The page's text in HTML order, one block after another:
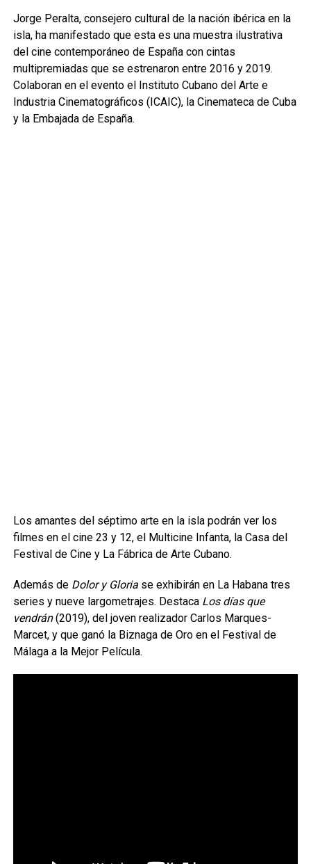
Jorge Peralta, consejero cultural de la nación ibérica en la
isla, ha manifestado que esta es una muestra ilustrativa
del cine contemporáneo de España con cintas
multipremiadas que se estrenaron entre 2016 y 2019.
Colaboran en el evento el Instituto Cubano del Arte e
Industria Cinematográficos (ICAIC), la Cinemateca de Cuba
y la Embajada de España.
Los amantes del séptimo arte en la isla podrán ver los
filmes en el cine 23 y 12, el Multicine Infanta, la Casa del
Festival de Cine y La Fábrica de Arte Cubano.
Además de Dolor y Gloriase exhibirán en La Habana tres
series y nueve largometrajes. Destaca Los días que
vendrán(2019), del joven realizador Carlos Marques-
Marcet, y que ganó la Biznaga de Oro en el Festival de
Málaga a la Mejor Película.